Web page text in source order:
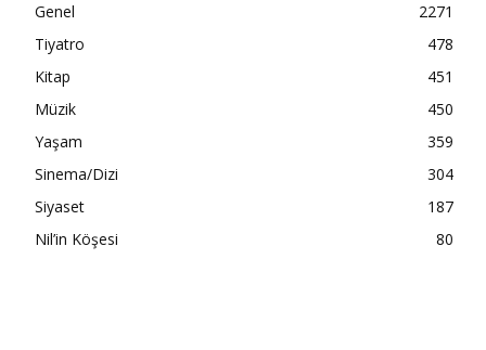
Genel
2271
Tiyatro
478
Kitap
451
Müzik
450
Yaşam
359
Sinema/Dizi
304
Siyaset
187
Nil’in Köşesi
80